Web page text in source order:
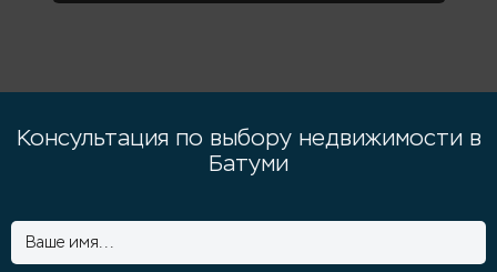
Консультация по выбору недвижимости в
Батуми